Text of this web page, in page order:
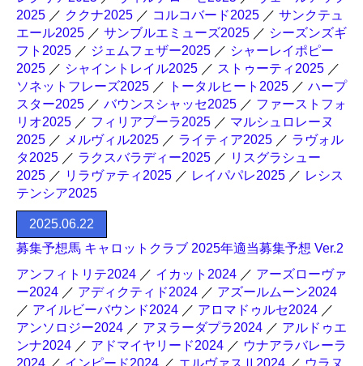
2025 ／ ククナ2025 ／ コルコバード2025 ／ サンクテュ
エール2025 ／ サンブルエミューズ2025 ／ シーズンズギ
フト2025 ／ ジェムフェザー2025 ／ シャーレイポピー
2025 ／ シャイントレイル2025 ／ ストゥーティ2025 ／
ソネットフレーズ2025 ／ トータルヒート2025 ／ ハープ
スター2025 ／ バウンスシャッセ2025 ／ ファーストフォ
リオ2025 ／ フィリアプーラ2025 ／ マルシュロレーヌ
2025 ／ メルヴィル2025 ／ ライティア2025 ／ ラヴォル
タ2025 ／ ラクスバラディー2025 ／ リスグラシュー
2025 ／ リラヴァティ2025 ／ レイパパレ2025 ／ レシス
テンシア2025
2025.06.22
募集予想馬 キャロットクラブ 2025年適当募集予想 Ver.2
アンフィトリテ2024 ／ イカット2024 ／ アーズローヴァ
ー2024 ／ アディクティド2024 ／ アズールムーン2024
／ アイルビーバウンド2024 ／ アロマドゥルセ2024 ／
アンソロジー2024 ／ アヌラーダプラ2024 ／ アルドゥエ
ンナ2024 ／ アドマイヤリード2024 ／ ウナアラバレーラ
2024 ／ インピード2024 ／ エルヴァスⅡ2024 ／ ウラヌ